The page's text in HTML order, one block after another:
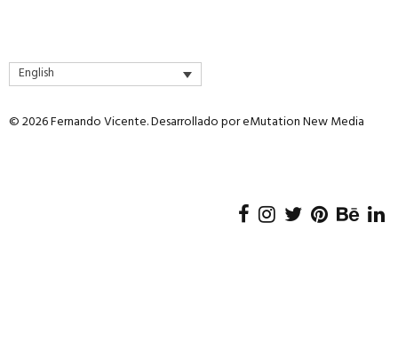
English
© 2026 Fernando Vicente. Desarrollado poreMutation New Media